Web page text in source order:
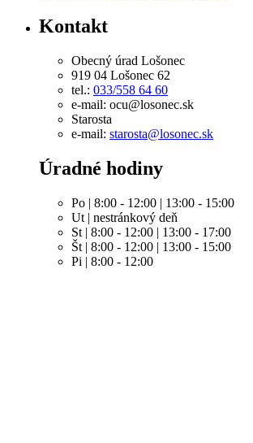
Kontakt
Obecný úrad Lošonec
919 04 Lošonec 62
tel.: 033/558 64 60
e-mail: ocu@losonec.sk
Starosta
e-mail: starosta@losonec.sk
Úradné hodiny
Po | 8:00 - 12:00 | 13:00 - 15:00
Ut | nestránkový deň
St | 8:00 - 12:00 | 13:00 - 17:00
Št | 8:00 - 12:00 | 13:00 - 15:00
Pi | 8:00 - 12:00